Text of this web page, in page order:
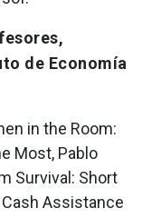
de Economía
in the Room:
Most, Pablo
Survival: Short
Assistance